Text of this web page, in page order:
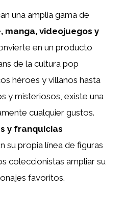
una amplia gama de
manga, videojuegos y
en un producto
de la cultura pop
héroes y villanos hasta
y misteriosos, existe una
cualquier gustos.
y franquicias
su propia línea de figuras
coleccionistas ampliar su
favoritos.